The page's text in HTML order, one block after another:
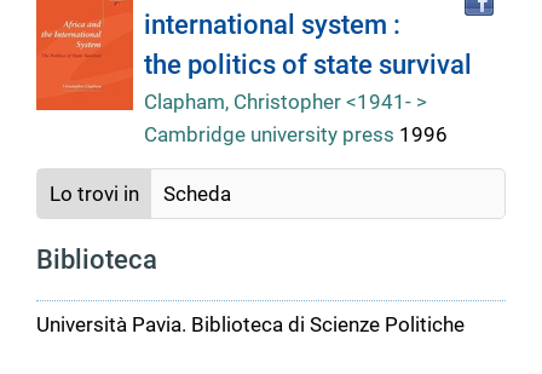
del
documento
international system :
the politics of state survival
Clapham, Christopher <1941- >
Cambridge university press 1996
Lo trovi in Scheda
Biblioteca
Università Pavia. Biblioteca di Scienze Politiche